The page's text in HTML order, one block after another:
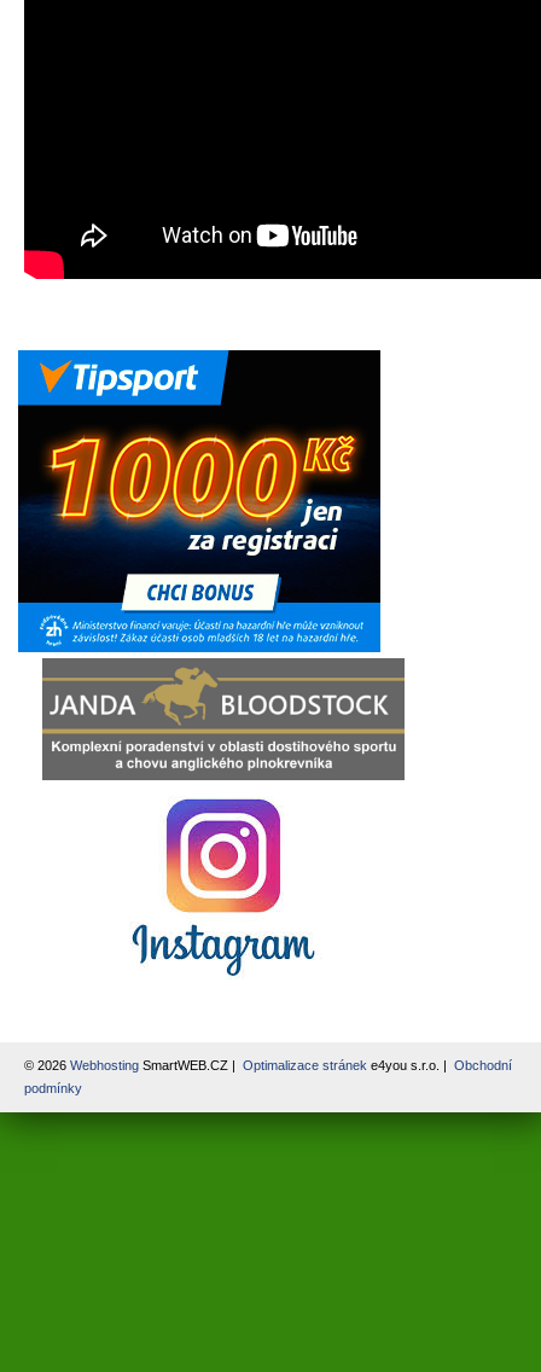
© 2026 Webhosting SmartWEB.CZ | Optimalizace stránek e4you s.r.o. | Obchodní
podmínky